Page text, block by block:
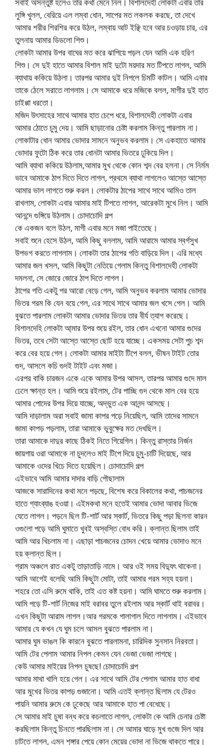
লুঙ্গি খুলল, বেরিয়ে এল লম্বা ধোন, সাপের মত লকলক করছে, তা দেখে
আমার শরীর শিরশির করে উঠল, লম্বায় আট ইঞ্ছি হবে আর চওড়ায় চার, এর
তুলনায় আমার ডিডলো শিশু।
লোকটা আমার উপর বাঘের মত করে ঝাপিয়ে পড়ল যেন আমি এক হরিণ
শিশু। সে দুই হাতে আমার বিশাল মাই দুটো ময়দার মত টিপতে লাগল, আমি
ব্যাথায় ককিয়ে উঠলা। তারপর আমার দুই নিপলে চিমটি কাটল। আমি এবার
তাকে ঠেলে সরাতে লাগলাম। সে আমাকে ধরে মজিকে বলল, মাগীর দুই হাত
চাইপ্পা ধরতো।
মজিদ উৎসাহের সাথে আমার হাত চেপে ধরে, বিশালদেহী লোকটা এবার
আমার ঠোতে চুমু দেয়। আমি ছাড়ানোর চেষ্টা করলাম কিন্তু পারলাম না।
লোকাটার ধোন আমার ভোদার সামনে অনুভব করলাম। সে একহাতে আমার
ভোদার ফুটো ঠিক করে তার ধোনটা আমার ভিতরে ঢুকিয়ে দিল।
আমি ব্যাথা ককিয়ে উঠলাম,আমার মুখ থেকে কোন শব্দ বের হলনা। সে নির্মম
ভাবে আমাকে ঠাপ দিতে দিতে লাগল, প্রথমে ব্যাথা লাগলেও আস্তে আস্তে
আমার ভাল লাগতে শুরু করল। লোকটার ঠাপের সাথে সাথে আমিও তাল
রাখলাম, লোকটা এবার আমার মাই টিপতে লাগল, আরেকটা মুখে নিল। আমি
আনন্দে গুঙ্গিয়ে উঠলাম। চোদাচোদি গল্প
কে একজন বলে উঠল, মাগী এবার মনে মজা পাইতেছে।
সবাই শুনে হেসে উঠল, আমি কিছু বললাম, আমি আরামে আমার স্বর্গসুখ
উপভগ করতে লাগলাম। লোকটা তার ঠাপের গতি বাড়িয়ে দিল। এরি মধ্যে
আমার জল খসল, আমি কিছুটা নেতিয়ে গেলাম কিন্তু বিশালদেহী লোকটা
দমলনা, সে জোরে জোরে ঠাপ দিতে লাগল।
ঠাপের গতি একটু পর আরো বেড়ে গেল, আমি অনুভব করলাম আমার ভোদার
ভিতর গরম কি যেন বয়ে গেল, এর সাথে সাথে আমার জল খসে গেল। আমি
বুঝতে পারলাম লোকটা আমার ভোদার ভিতর তার বীর্য ত্যাগ করেছে।
বিশালদেহি লোকটা আ্মার উপর শুয়ে রইল, তার ধোন এখনো আমার গুদের
ভিতর, তবে সেটা আস্তে আস্তে ছোট হয়ে যাচ্ছে। একসময় সেটা পুচ শব্দ
করে বের হয়ে গেল। লোকটা আমার মাইটা টিপে বলল, ভীষন টাইট তোর
গুদ, আসলে কচি গুদই টাইট এবং মজা।
এরপর বাকি চারজন একে একে আমার উপর আসল, তারপর আমার গুদে মাল
ঢেলে ক্ষান্ত হল। আমি শুয়ে রইলাম, টের পাচ্ছি গুদ থেকে মাল বের হয়ে
আমার পোদের উপর দিয়ে যাচ্ছে, অদ্ভুত এক আনন্দ আসছে।
আমি দাড়ালাম অরা সবাই জামা কাপর পড়ে নিয়েছিল, আমি তাদের সামনে
জামা কাপড় পড়লাম, তারা আমাকে ভুবুক্ষের মত দেখছিল।
তারা আমাকে দাদুর কাছে ঠিকই নিতে গিয়েগিল। কিন্তু রাস্তার নির্জন
জায়গায় ওরা আমাকে না চুদলেও মাই টিপে দিয়ে চুমু-চাটি দিয়েছে, আর
আমাকে ওদের খিচে দিতে হয়েছিল। চোদাচোদি গল্প
এইভাবে আমি আমার দাদার বাড়ি পৌছালাম
আজকে সারাদিনের কথা মনে পড়ছে, বিশেষ করে বিকালের কথা, পাচজনের
হাতে গ্যাংব্যাঙ হওয়া। এইমকথা মনে হতেই আমার ভোদা আবার ভিজে
যেতে লাগল। পড়নে ছিল টি-শার্ট আর স্কার্ট, ভিতরে কিছু পড়া ছিলনা কারন
ওগুলো পড়ে আমি ঘুমাতে খুবই অস্বস্তি বোধ করি। ক্লান্ত ছিলাম তাই
আমি আর খিচলাম না। এছাড়া পাচজনের চোদন খেয়ে আমার ভোদাও মনে
হয় ক্লান্ত ছিল।
গ্রাম অঞ্চলে রাত একটু তাড়াতাড়ি নামে। আর ওই সময় বিদ্যুৎ থাকেনা।
আমি আগেই বলেছি আমি কিছুটা মোটা, তাই আমার গরম সহ্য হয়না।
শহরে তো এসি রুমে থাকি, তাই এত কষ্ট হয়না। আমি ঘামতে শুরু করলাম।
আমি পড়ে টি-শার্ট নিজের মাই বরাবর তুলে রইলাম আর স্কার্ট থাই বরাবর।
এখন কিছুটা আরাম লাগল।আর গরমকে গালাগাল দিতে লাগলাম। এইভাবে
আমার যে কখন যে ঘুম চলে আসল বুঝতে পারলাম না।
আমার ঘুম ভাঙল কি কারনে বুঝতে পারলামনা, চারিদিক সুনসান নিরবতা।
আমি টের পেলাম আমার নিপল কেমন যেন ভেজা ভেজা লাগছে।
কেউ আমার মাইয়ের নিপল চুষছে! চোদাচোদি গল্প
আমার মাথা খালি হয়ে গেল। এর সাথে আমি টের পেলাম আমার হাত বাধা
আর মুখের ভিতর কাপড় গুজানো। আমি এতই ক্লান্ত ছিলাম যে টেরও
পায়নি আমার রুমে কে ঢুকেছে আর আমাকে হাত পা বেধেছে।
সে আমার মাই চুষা বন্ধ করে কচলাতে লাগল, লোকটা কে আমি চেনার চেষ্টা
করছিলাম কিন্তু চিনতে পারছিলাম না। সে আমার ঘাড়ে মুখ গুজে দিল আর
চাটতে লাগল, এমন শৃঙ্গার পেয়ে কোন মেয়ের ভোদা না ভিজে থাকতে পারে।